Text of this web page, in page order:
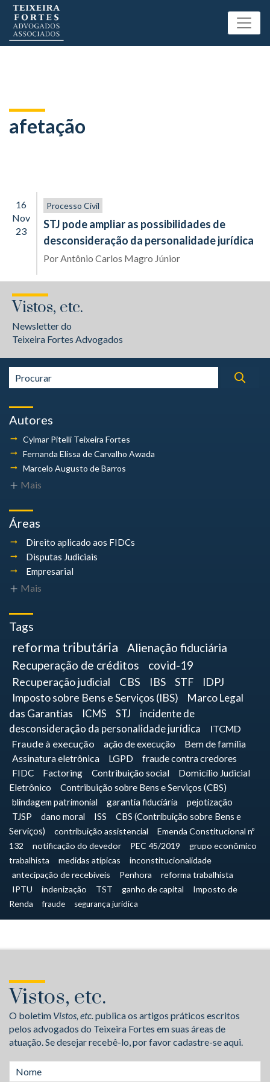
afetação
16
Nov
23
Processo Civil
STJ pode ampliar as possibilidades de
desconsideração da personalidade jurídica
PorAntônio Carlos Magro Júnior
Vistos, etc.
Newsletter do
Teixeira Fortes Advogados
Autores
Cylmar Pitelli Teixeira Fortes
Fernanda Elissa de Carvalho Awada
Marcelo Augusto de Barros
Mais
Áreas
Direito aplicado aos FIDCs
Disputas Judiciais
Empresarial
Mais
Tags
reforma tributária
Alienação fiduciária
Recuperação de créditos
covid-19
Recuperação judicial CBS IBS STF
IDPJ
Imposto sobre Bens e Serviços (IBS)
Marco Legal
das Garantias
ICMS STJ
incidente de
desconsideração da personalidade jurídica
ITCMD
Fraude à execução
ação de execução
Bem de família
Assinatura eletrônica
LGPD fraude contra credores
FIDC Factoring Contribuição social
Domicílio Judicial
Eletrônico
Contribuição sobre Bens e Serviços (CBS)
blindagem patrimonial
garantia fiduciária
pejotização
TJSP
dano moral ISS
CBS (Contribuição sobre Bens e
Serviços)
contribuição assistencial
Emenda Constitucional nº
132
notificação do devedor PEC 45/2019
grupo econômico
trabalhista
medidas atípicas
inconstitucionalidade
antecipação de recebíveis
Penhora
reforma trabalhista
IPTU
indenização TST ganho de capital
Imposto de
Renda
fraude segurança jurídica
Vistos, etc.
O boletim Vistos, etc.publica os artigos práticos escritos
pelos advogados do Teixeira Fortes em suas áreas de
atuação. Se desejar recebê-lo, por favor cadastre-se aqui.